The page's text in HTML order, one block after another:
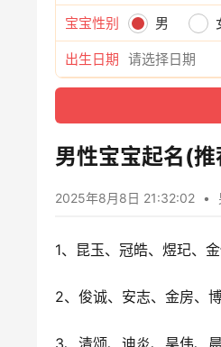
宝宝性别 男
出生日期
男性宝宝起名(
2025年8月8日 21:32:02 •
1、昆玉、冠皓、煜玘、
2、俊诚、安志、金房、